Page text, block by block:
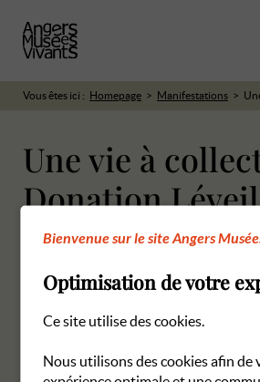
Vous êtes ici : Homepage Manifestations
Une vie à
Donation
(Beaux-Arts)
10 octobre 2024 à 14h30
Musée des Beaux-Arts
Nous sommes désolés, mais ce
Bienvenue sur le site Angers
Optimisation de votre
Ce site utilise des cookies.
Nous utilisons des cookies afin de